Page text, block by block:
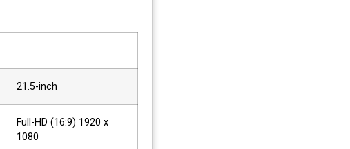
21.5-inch
Full-HD (16:9) 1920 x
1080